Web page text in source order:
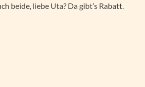
beide, liebe Uta? Da gibt’s Rabatt.